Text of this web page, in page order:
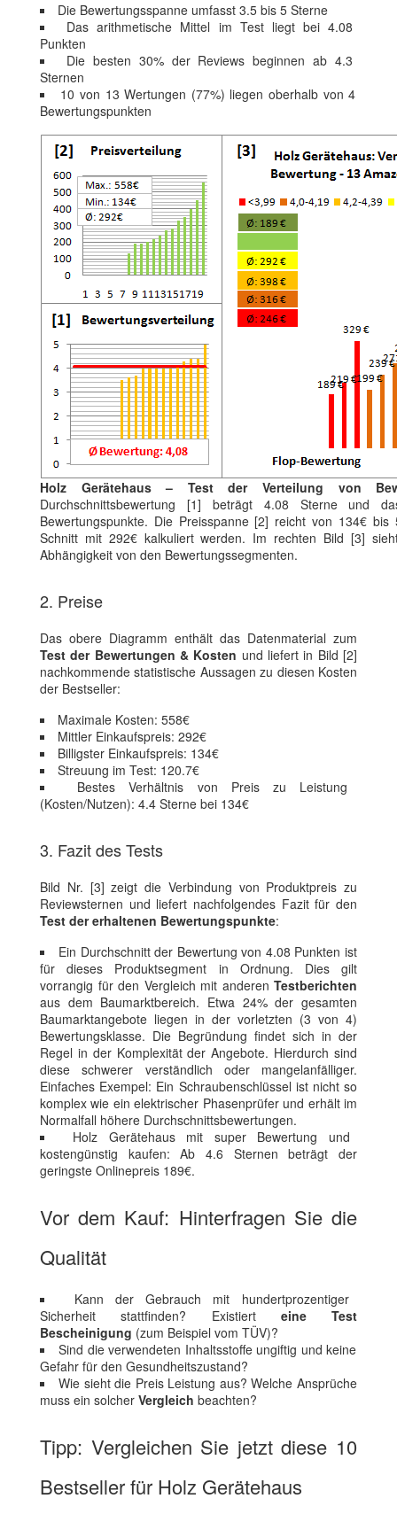
Die Bewertungsspanne umfasst 3.5 bis 5 Sterne
Das arithmetische Mittel im Test liegt bei 4.08
Punkten
Die besten 30% der Reviews beginnen ab 4.3
Sternen
10 von 13 Wertungen (77%) liegen oberhalb von 4
Bewertungspunkten
Holz Gerätehaus – Test der Verteilung von
Durchschnittsbewertung [1] beträgt 4.08 Sterne und
Bewertungspunkte. Die Preisspanne [2] reicht von 134€
Schnitt mit 292€ kalkuliert werden. Im rechten Bild [3]
Abhängigkeit von den Bewertungssegmenten.
2. Preise
Das obere Diagramm enthält das Datenmaterial zum
Test der Bewertungen & Kosten und liefert in Bild [2]
nachkommende statistische Aussagen zu diesen Kosten
der Bestseller:
Maximale Kosten: 558€
Mittler Einkaufspreis: 292€
Billigster Einkaufspreis: 134€
Streuung im Test: 120.7€
Bestes Verhältnis von Preis zu Leistung
(Kosten/Nutzen): 4.4 Sterne bei 134€
3. Fazit des Tests
Bild Nr. [3] zeigt die Verbindung von Produktpreis zu
Reviewsternen und liefert nachfolgendes Fazit für den
Test der erhaltenen Bewertungspunkte:
Ein Durchschnitt der Bewertung von 4.08 Punkten ist
für dieses Produktsegment in Ordnung. Dies gilt
vorrangig für den Vergleich mit anderen Testberichten
aus dem Baumarktbereich. Etwa 24% der gesamten
Baumarktangebote liegen in der vorletzten (3 von 4)
Bewertungsklasse. Die Begründung findet sich in der
Regel in der Komplexität der Angebote. Hierdurch sind
diese schwerer verständlich oder mangelanfälliger.
Einfaches Exempel: Ein Schraubenschlüssel ist nicht so
komplex wie ein elektrischer Phasenprüfer und erhält im
Normalfall höhere Durchschnittsbewertungen.
Holz Gerätehaus mit super Bewertung und
kostengünstig kaufen: Ab 4.6 Sternen beträgt der
geringste Onlinepreis 189€.
Vor dem Kauf: Hinterfragen Sie die
Qualität
Kann der Gebrauch mit hundertprozentiger
Sicherheit stattfinden? Existiert eine Test
Bescheinigung (zum Beispiel vom TÜV)?
Sind die verwendeten Inhaltsstoffe ungiftig und keine
Gefahr für den Gesundheitszustand?
Wie sieht die Preis Leistung aus? Welche Ansprüche
muss ein solcher Vergleich beachten?
Tipp: Vergleichen Sie jetzt diese 10
Bestseller für Holz Gerätehaus